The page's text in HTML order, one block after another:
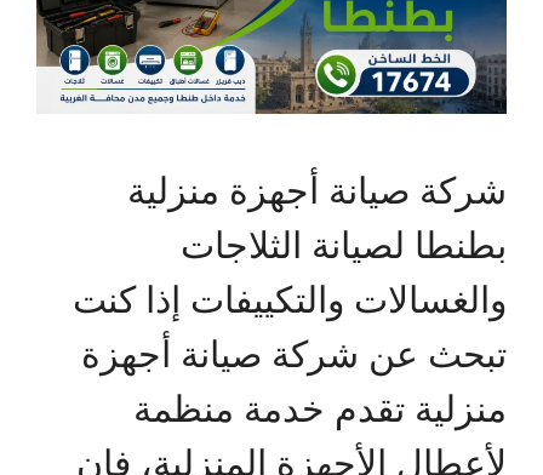
شركة صيانة أجهزة منزلية
بطنطا لصيانة الثلاجات
والغسالات والتكييفات إذا كنت
تبحث عن شركة صيانة أجهزة
منزلية تقدم خدمة منظمة
لأعطال الأجهزة المنزلية، فإن